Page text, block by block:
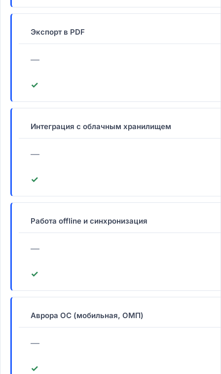
Экспорт в PDF
—
✓
Интеграция с облачным хранилищем
—
✓
Работа offline и синхронизация
—
✓
Аврора ОС (мобильная, ОМП)
—
✓